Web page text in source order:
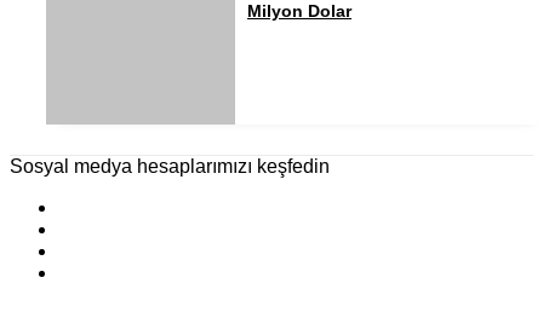
Milyon Dolar
Sosyal medya hesaplarımızı keşfedin